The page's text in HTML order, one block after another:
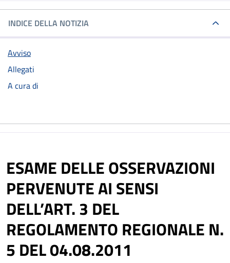
INDICE DELLA NOTIZIA
Avviso
Allegati
A cura di
ESAME DELLE OSSERVAZIONI
PERVENUTE AI SENSI
DELL’ART. 3 DEL
REGOLAMENTO REGIONALE N.
5 DEL 04.08.2011